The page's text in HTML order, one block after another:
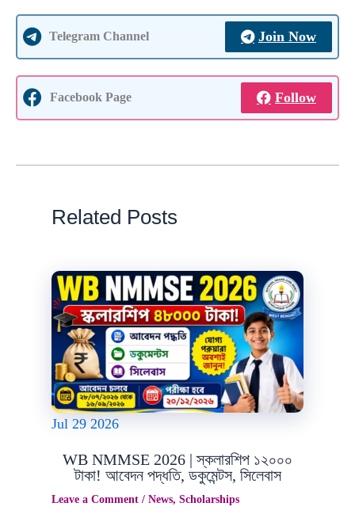
Telegram Channel Join Now
Facebook Page Follow
Related Posts
Jul 29 2026
WB NMMSE 2026 | স্কলারশিপ ১২০০০
টাকা! আবেদন পদ্ধতি, ডকুমেন্টস, সিলেবাস
Leave a Comment / News, Scholarships